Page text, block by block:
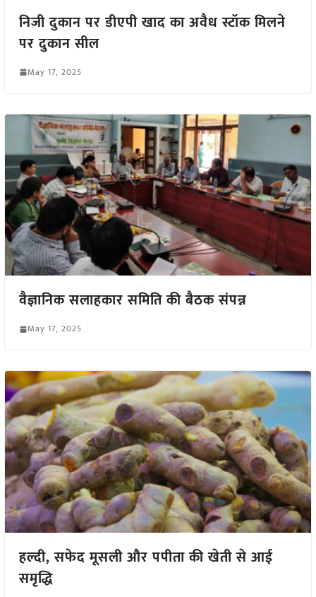
निजी दुकान पर डीएपी खाद का अवैध स्टॉक मिलने
पर दुकान सील
May 17, 2025
वैज्ञानिक सलाहकार समिति की बैठक संपन्न
May 17, 2025
हल्दी, सफेद मूसली और पपीता की खेती से आई
समृद्धि